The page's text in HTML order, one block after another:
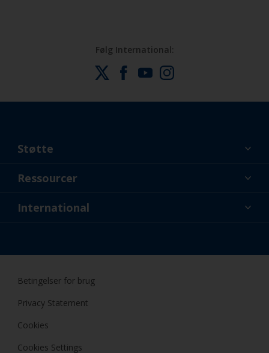
Følg International:
Støtte
Lidt om os
Ressourcer
Nyheder
International
Betingelser for brug
Privacy Statement
Cookies
Cookies Settings